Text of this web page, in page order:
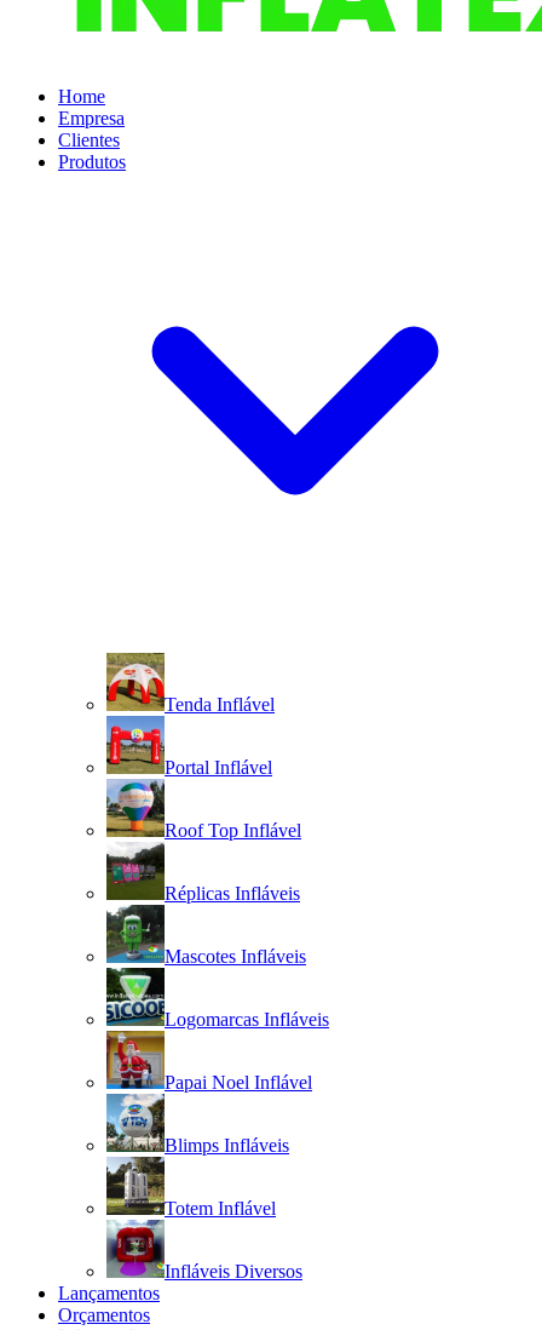
Home
Empresa
Clientes
Produtos
Tenda Inflável
Portal Inflável
Roof Top Inflável
Réplicas Infláveis
Mascotes Infláveis
Logomarcas Infláveis
Papai Noel Inflável
Blimps Infláveis
Totem Inflável
Infláveis Diversos
Lançamentos
Orçamentos